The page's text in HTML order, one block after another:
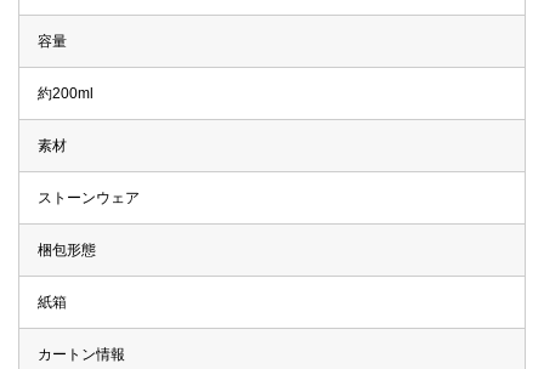
容量
約200ml
素材
ストーンウェア
梱包形態
紙箱
カートン情報